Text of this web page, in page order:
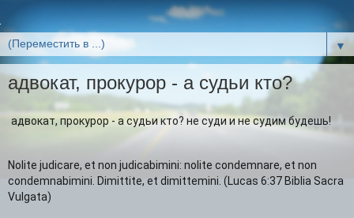
▼
адвокат, прокурор - а судьи кто?
адвокат, прокурор - а судьи кто? не суди и не судим будешь!
Nolite judicare, et non judicabimini: nolite condemnare, et non
condemnabimini. Dimittite, et dimittemini. (Lucas 6:37 Biblia Sacra
Vulgata)